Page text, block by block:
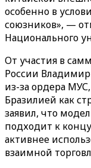
особенно в
союзников», —
Национального
От участия в
России
из-за ордера
Бразилией как
заявил, что
подходит к
активнее
взаимной